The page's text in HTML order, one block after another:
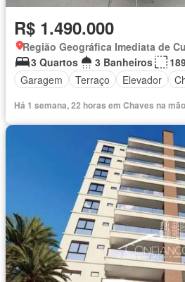
R$ 1.490.000
3 Quartos
3 Banheiros
Garagem
Terraço Elevador
Há 1 semana, 22 horas em Chaves na mão